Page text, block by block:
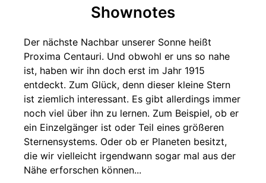
Shownotes
Der nächste Nachbar unserer Sonne heißt
Proxima Centauri. Und obwohl er uns so nahe
ist, haben wir ihn doch erst im Jahr 1915
entdeckt. Zum Glück, denn dieser kleine Stern
ist ziemlich interessant. Es gibt allerdings immer
noch viel über ihn zu lernen. Zum Beispiel, ob er
ein Einzelgänger ist oder Teil eines größeren
Sternensystems. Oder ob er Planeten besitzt,
die wir vielleicht irgendwann sogar mal aus der
Nähe erforschen können...